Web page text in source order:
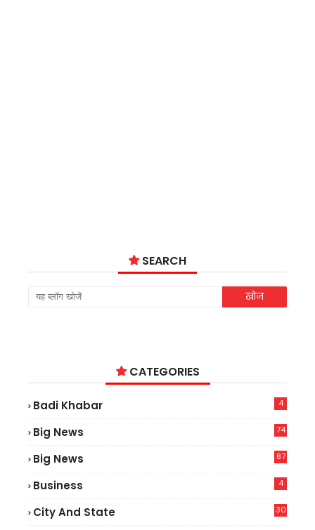
SEARCH
CATEGORIES
Badi Khabar 4
Big News
74
Big News
87
Business 4
City And State 30